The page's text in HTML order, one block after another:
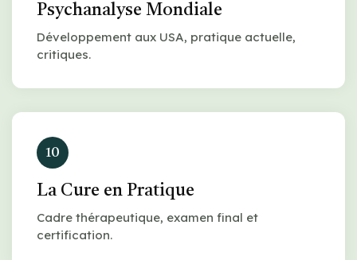
Psychanalyse Mondiale
Développement aux USA, pratique actuelle,
critiques.
10
La Cure en Pratique
Cadre thérapeutique, examen final et
certification.